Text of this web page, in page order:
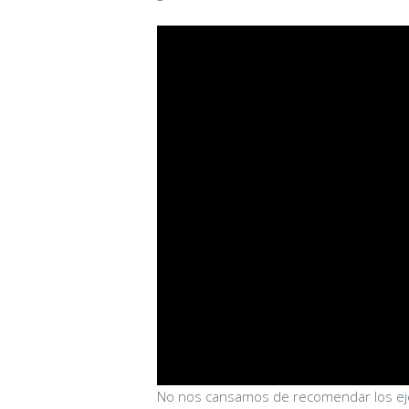
No nos cansamos de recomendar los